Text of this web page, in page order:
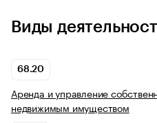
Виды
68.20
Аренда и управление
недвижимым имуществом